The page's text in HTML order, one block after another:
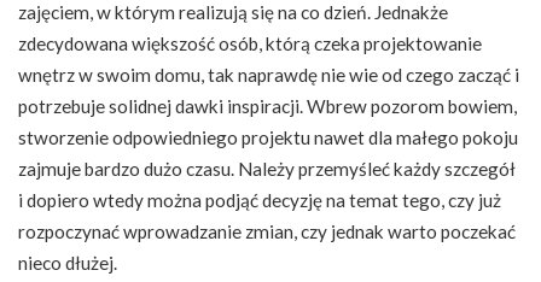
zajęciem, w którym realizują się na co dzień. Jednakże
zdecydowana większość osób, którą czeka projektowanie
wnętrz w swoim domu, tak naprawdę nie wie od czego zacząć i
potrzebuje solidnej dawki inspiracji. Wbrew pozorom bowiem,
stworzenie odpowiedniego projektu nawet dla małego pokoju
zajmuje bardzo dużo czasu. Należy przemyśleć każdy szczegół
i dopiero wtedy można podjąć decyzję na temat tego, czy już
rozpoczynać wprowadzanie zmian, czy jednak warto poczekać
nieco dłużej.